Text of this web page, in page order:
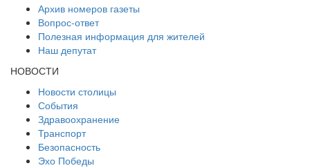
Архив номеров газеты
Вопрос-ответ
Полезная информация для жителей
Наш депутат
НОВОСТИ
Новости столицы
События
Здравоохранение
Транспорт
Безопасность
Эхо Победы